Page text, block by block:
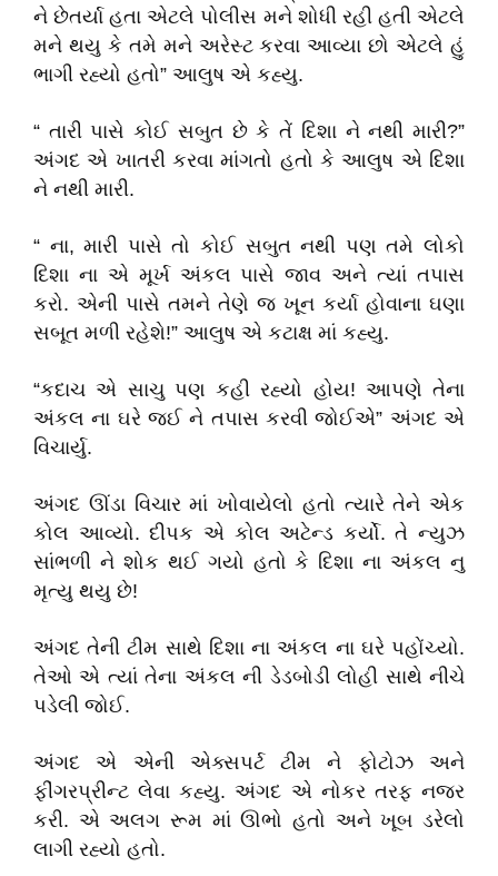
ને છેતર્યા હતા એટલે પોલીસ મને શોધી રહી હતી એટલે
મને થયુ કે તમે મને અરેસ્ટ કરવા આવ્યા છો એટલે હું
ભાગી રહ્યો હતો” આલુષ એ કહ્યુ.
“ તારી પાસે કોઈ સબુત છે કે તેં દિશા ને નથી મારી?”
અંગદ એ ખાતરી કરવા માંગતો હતો કે આલુષ એ દિશા
ને નથી મારી.
“ ના, મારી પાસે તો કોઈ સબુત નથી પણ તમે લોકો
દિશા ના એ મૂર્ખ અંકલ પાસે જાવ અને ત્યાં તપાસ
કરો. એની પાસે તમને તેણે જ ખૂન કર્યા હોવાના ઘણા
સબૂત મળી રહેશે!” આલુષ એ કટાક્ષ માં કહ્યુ.
“કદાચ એ સાચુ પણ કહી રહ્યો હોય! આપણે તેના
અંકલ ના ઘરે જઈ ને તપાસ કરવી જોઈએ” અંગદ એ
વિચાર્યુ.
અંગદ ઊંડા વિચાર માં ખોવાયેલો હતો ત્યારે તેને એક
કોલ આવ્યો. દીપક એ કોલ અટેન્ડ કર્યો. તે ન્યુઝ
સાંભળી ને શોક થઈ ગયો હતો કે દિશા ના અંકલ નુ
મૃત્યુ થયુ છે!
અંગદ તેની ટીમ સાથે દિશા ના અંકલ ના ઘરે પહોંચ્યો.
તેઓ એ ત્યાં તેના અંકલ ની ડેડબોડી લોહી સાથે નીચે
પડેલી જોઈ.
અંગદ એ એની એક્સપર્ટ ટીમ ને ફોટોઝ અને
ફીંગરપ્રીન્ટ લેવા કહ્યુ. અંગદ એ નોકર તરફ નજર
કરી. એ અલગ રૂમ માં ઊભો હતો અને ખૂબ ડરેલો
લાગી રહ્યો હતો.